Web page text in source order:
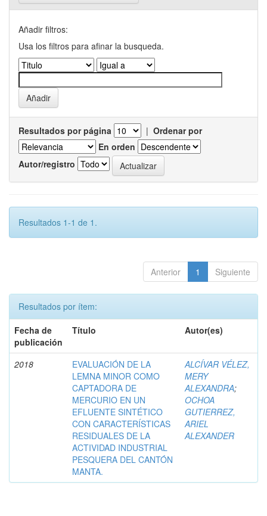
Añadir filtros:
Usa los filtros para afinar la busqueda.
Resultados por página | Ordenar por
En orden
Autor/registro
Resultados 1-1 de 1.
Anterior 1 Siguiente
Resultados por ítem:
Fecha de
publicación
Título Autor(es)
2018
EVALUACIÓN DE LA
LEMNA MINOR COMO
CAPTADORA DE
MERCURIO EN UN
EFLUENTE SINTÉTICO
CON CARACTERÍSTICAS
RESIDUALES DE LA
ACTIVIDAD INDUSTRIAL
PESQUERA DEL CANTÓN
MANTA.
ALCÍVAR VÉLEZ,
MERY
ALEXANDRA;
OCHOA
GUTIERREZ,
ARIEL
ALEXANDER